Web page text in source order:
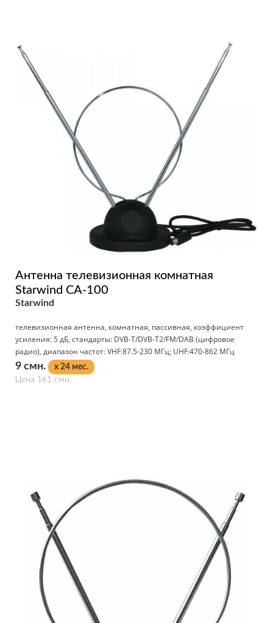
Антенна телевизионная комнатная
Starwind CA-100
Starwind
телевизионная антенна, комнатная, пассивная, коэффициент
усиления: 5 дБ, стандарты: DVB-T/DVB-T2/FM/DAB (цифровое
радио), диапазон частот: VHF:87.5-230 МГц; UHF:470-862 МГц
9 смн.
x 24 мес.
Цена 161 смн.